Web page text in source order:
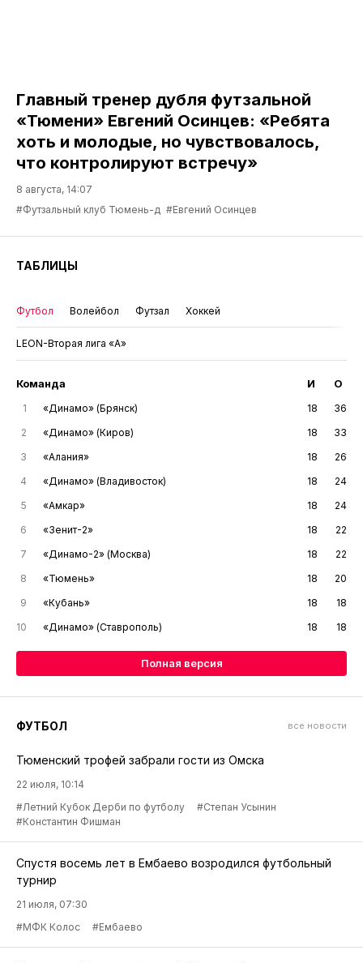
Главный тренер дубля футзальной
«Тюмени» Евгений Осинцев: «Ребята
хоть и молодые, но чувствовалось,
что контролируют встречу»
8 августа, 14:07
#Футзальный клуб Тюмень-д #Евгений Осинцев
ТАБЛИЦЫ
Футбол Волейбол Футзал Хоккей
LEON-Вторая лига «А»
Команда И О
1 «Динамо» (Брянск) 18
36
2
«Динамо» (Киров) 18
33
3
«Алания» 18
26
4
«Динамо» (Владивосток) 18
24
5
«Амкар» 18
24
6
«Зенит-2» 18
22
7
«Динамо-2» (Москва) 18
22
8
«Тюмень» 18
20
9
«Кубань» 18
18
10
«Динамо» (Ставрополь) 18 18
Полная версия
ФУТБОЛ все новости
Тюменский трофей забрали гости из Омска
22 июля, 10:14
#Летний Кубок Дерби по футболу
#Степан Усынин
#Константин Фишман
Спустя восемь лет в Ембаево возродился футбольный
турнир
21 июля, 07:30
#МФК Колос
#Ембаево